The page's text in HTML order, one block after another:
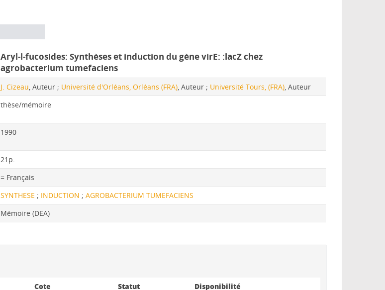
Aryl-l-fucosides: Synthèses et induction du gène virE: :lacZ chez
agrobacterium tumefaciens
J. Cizeau, Auteur ; Université d'Orléans, Orléans (FRA), Auteur ; Université Tours, (FRA), Auteur
thèse/mémoire
1990
21p.
= Français
SYNTHESE ; INDUCTION ;AGROBACTERIUM TUMEFACIENS
Mémoire (DEA)
Cote Statut Disponibilité